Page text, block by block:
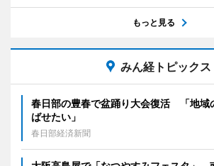
もっと見る
みん経トピックス
春日部の豊春で盆踊り大会復活 「地域
ばせたい」
春日部経済新聞